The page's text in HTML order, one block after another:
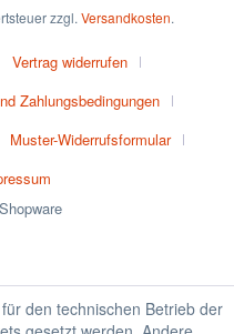
zzgl. Versandkosten.
Vertrag widerrufen
Zahlungsbedingungen
Muster-Widerrufsformular
den technischen Betrieb der